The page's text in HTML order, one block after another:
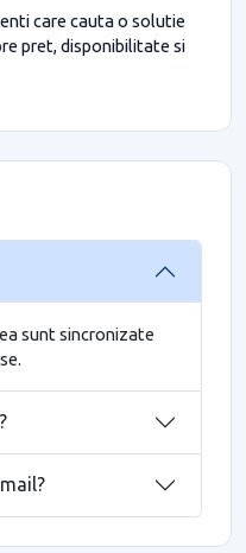
care cauta o solutie
pret, disponibilitate si
sunt sincronizate